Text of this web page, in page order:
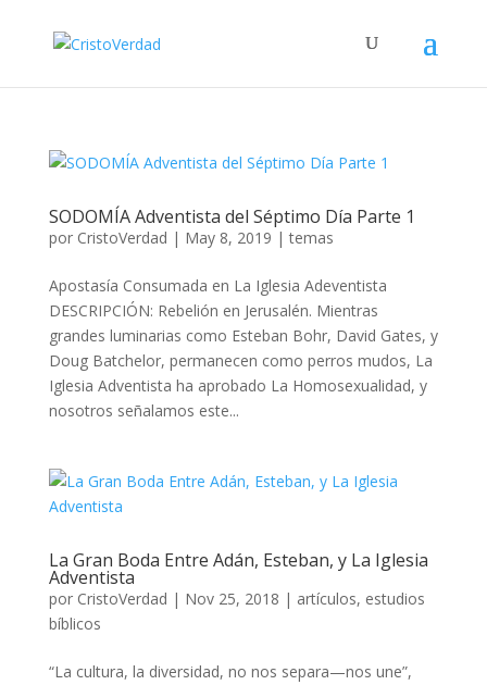
SODOMÍA Adventista del Séptimo Día Parte 1
por CristoVerdad | May 8, 2019 |temas
Apostasía Consumada en La Iglesia Adeventista
DESCRIPCIÓN: Rebelión en Jerusalén. Mientras
grandes luminarias como Esteban Bohr, David Gates, y
Doug Batchelor, permanecen como perros mudos, La
Iglesia Adventista ha aprobado La Homosexualidad, y
nosotros señalamos este...
La Gran Boda Entre Adán, Esteban, y La Iglesia
Adventista
por CristoVerdad | Nov 25, 2018 | artículos, estudios
bíblicos
“La cultura, la diversidad, no nos separa—nos une”,